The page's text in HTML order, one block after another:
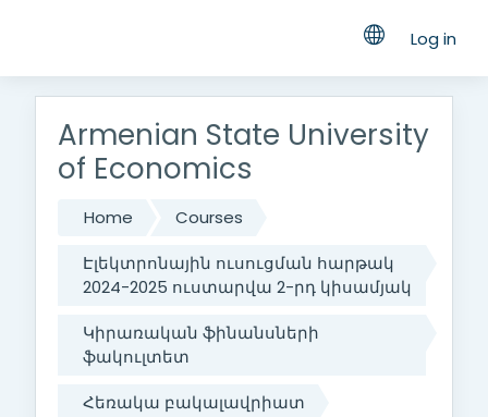
Log in
Armenian State University
of Economics
Home
Courses
Էլեկտրոնային ուսուցման հարթակ
2024-2025 ուստարվա 2-րդ կիսամյակ
Կիրառական ֆինանսների
ֆակուլտետ
Հեռակա բակալավրիատ